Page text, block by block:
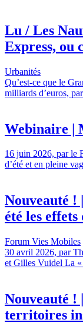
Lu / Les
Express, ou
Urbanités
Qu’est-ce que le
milliards d’euros,
Webinaire |
16 juin 2026, par le
d’été et en pleine
Nouveauté !
été les effets
Forum Vies Mobiles
30 avril 2026, par
et Gilles Vuidel La
Nouveauté !
territoires